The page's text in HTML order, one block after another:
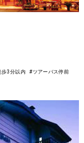
歩3分以内
#ツアーバス停前